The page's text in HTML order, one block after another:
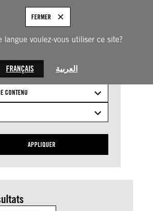
langue voulez-vous utiliser ce site?
FRANÇAIS العربية
FERMER
Actualités
CONTENU
APPLIQUER